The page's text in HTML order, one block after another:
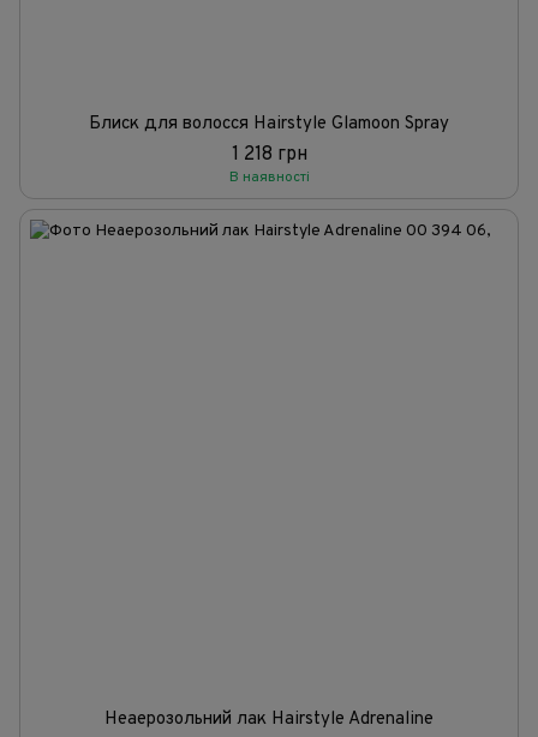
Блиск для волосся Hairstyle Glamoon Spray
1 218 грн
В наявності
Неаерозольний лак Hairstyle Adrenaline